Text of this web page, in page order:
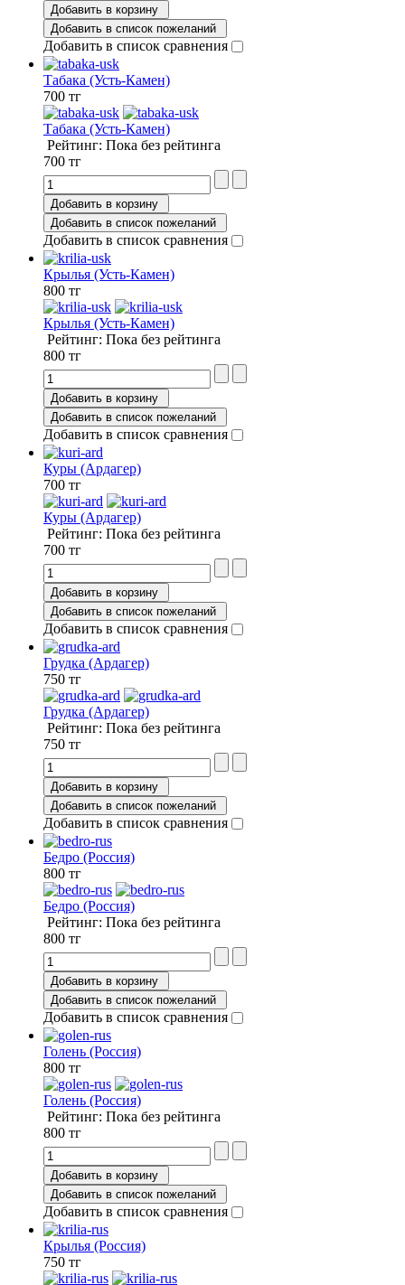
Добавить в корзину
Добавить в список пожеланий
Добавить в список сравнения
Табака (Усть-Камен)
700 тг
Табака (Усть-Камен)
Рейтинг: Пока без рейтинга
700 тг
Добавить в корзину
Добавить в список пожеланий
Добавить в список сравнения
Крылья (Усть-Камен)
800 тг
Крылья (Усть-Камен)
Рейтинг: Пока без рейтинга
800 тг
Добавить в корзину
Добавить в список пожеланий
Добавить в список сравнения
Куры (Ардагер)
700 тг
Куры (Ардагер)
Рейтинг: Пока без рейтинга
700 тг
Добавить в корзину
Добавить в список пожеланий
Добавить в список сравнения
Грудка (Ардагер)
750 тг
Грудка (Ардагер)
Рейтинг: Пока без рейтинга
750 тг
Добавить в корзину
Добавить в список пожеланий
Добавить в список сравнения
Бедро (Россия)
800 тг
Бедро (Россия)
Рейтинг: Пока без рейтинга
800 тг
Добавить в корзину
Добавить в список пожеланий
Добавить в список сравнения
Голень (Россия)
800 тг
Голень (Россия)
Рейтинг: Пока без рейтинга
800 тг
Добавить в корзину
Добавить в список пожеланий
Добавить в список сравнения
Крылья (Россия)
750 тг